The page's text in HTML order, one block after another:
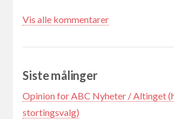
Vis alle kommentarer
Siste målinger
Opinion for ABC Nyheter / Altinget
stortingsvalg)